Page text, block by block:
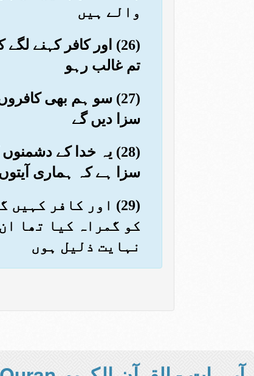
والے ہیں
(26) اور کافر کہنے
تم غالب رہو
(27) سو ہم بھی
سزا دیں گے
(28) یہ خدا کے
سزا ہے کہ ہماری
(29) اور کافر
کو گمراہ کیا تھا
نہایت ذلیل ہوں